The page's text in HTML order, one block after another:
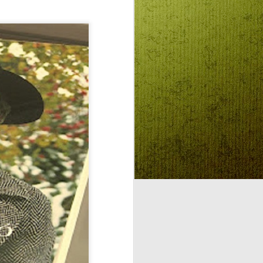
AUG
4
Beszélő képek:
Szentlélek
intelligenciáról kontra
Mesterséges
Intelligenciáról
felnőtteknek,
gyermekeknek